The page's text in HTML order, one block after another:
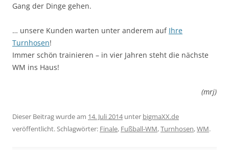
Gang der Dinge gehen.
… unsere Kunden warten unter anderem auf Ihre
Turnhosen!
Immer schön trainieren – in vier Jahren steht die nächste
WM ins Haus!
(mrj)
Dieser Beitrag wurde am 14. Juli 2014unter bigmaXX.de
veröffentlicht. Schlagwörter: Finale, Fußball-WM,Turnhosen,WM.